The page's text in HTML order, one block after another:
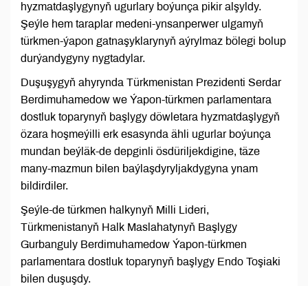
hyzmatdaşlygynyň ugurlary boýunça pikir alşyldy.
Şeýle hem taraplar medeni-ynsanperwer ulgamyň
türkmen-ýapon gatnaşyklarynyň aýrylmaz bölegi bolup
durýandygyny nygtadylar.
Duşuşygyň ahyrynda Türkmenistan Prezidenti Serdar
Berdimuhamedow we Ýapon-türkmen parlamentara
dostluk toparynyň başlygy döwletara hyzmatdaşlygyň
özara hoşmeýilli erk esasynda ähli ugurlar boýunça
mundan beýläk-de depginli ösdüriljekdigine, täze
many-mazmun bilen baýlaşdyryljakdygyna ynam
bildirdiler.
Şeýle-de türkmen halkynyň Milli Lideri,
Türkmenistanyň Halk Maslahatynyň Başlygy
Gurbanguly Berdimuhamedow Ýapon-türkmen
parlamentara dostluk toparynyň başlygy Endo Toşiaki
bilen duşuşdy.